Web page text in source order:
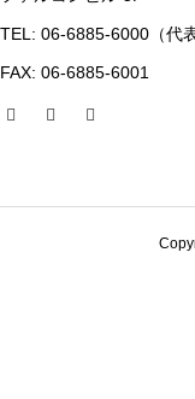
TEL: 06-6885-6000（代表
FAX: 06-6885-6001